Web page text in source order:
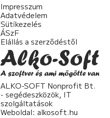
Impresszum
Adatvédelem
Sütikezelés
ÁSzF
Elállás a szerződéstől
ALKO-SOFT Nonprofit Bt.
- segédeszközök, IT
szolgáltatások
Weboldal: alkosoft.hu